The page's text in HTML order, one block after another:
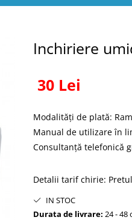
Inchiriere
30 Lei
Modalități de plată:
Manual de utilizare în
Consultanță telefonică
Detalii tarif chirie:
IN STOC
Durata de livrare: 24 - 48